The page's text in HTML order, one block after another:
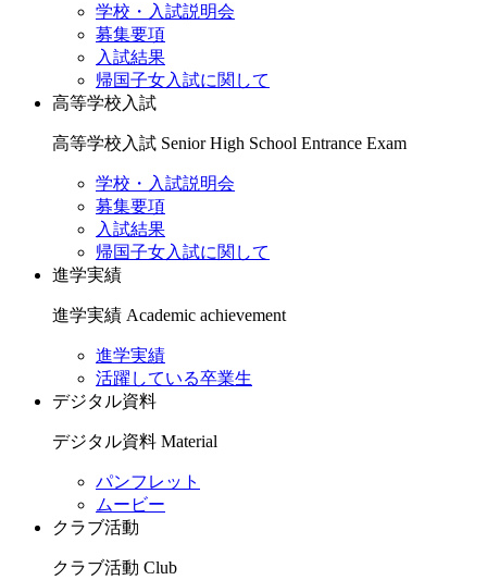
学校・入試説明会
募集要項
入試結果
帰国子女入試に関して
高等学校入試
高等学校入試 Senior High School Entrance Exam
学校・入試説明会
募集要項
入試結果
帰国子女入試に関して
進学実績
進学実績 Academic achievement
進学実績
活躍している卒業生
デジタル資料
デジタル資料 Material
パンフレット
ムービー
クラブ活動
クラブ活動 Club